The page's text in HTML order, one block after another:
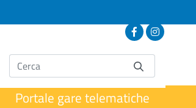
Portale gare telematiche